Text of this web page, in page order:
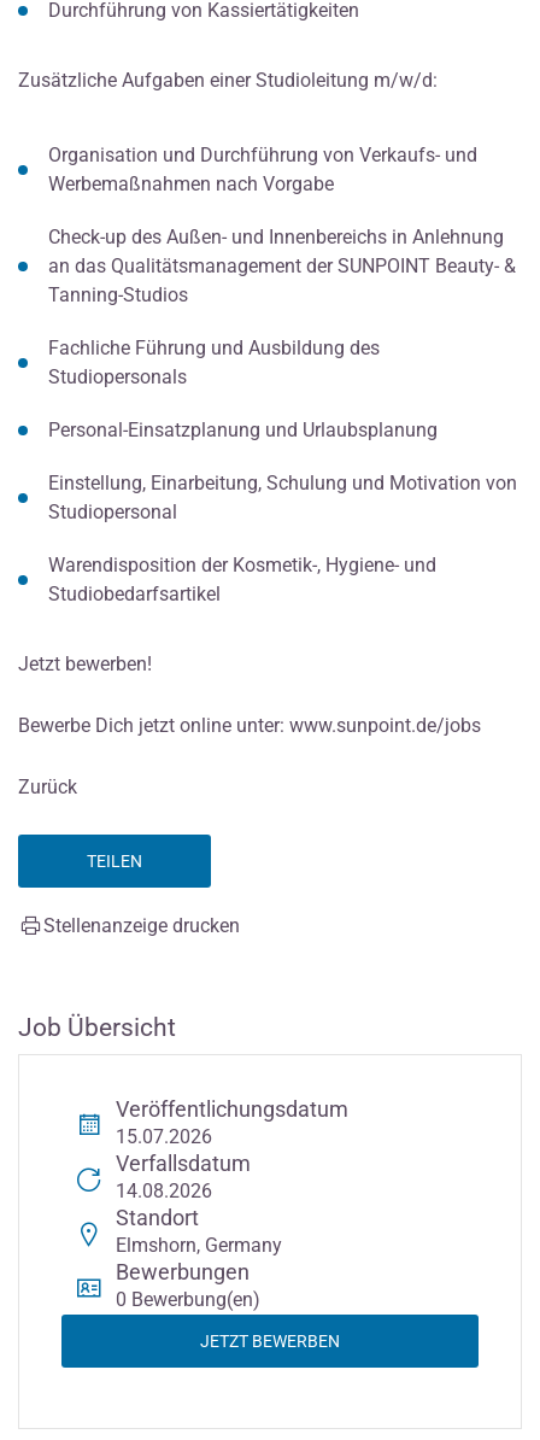
Durchführung von Kassiertätigkeiten
Zusätzliche Aufgaben einer Studioleitung m/w/d:
Organisation und Durchführung von Verkaufs- und
Werbemaßnahmen nach Vorgabe
Check-up des Außen- und Innenbereichs in Anlehnung
an das Qualitätsmanagement der SUNPOINT Beauty- &
Tanning-Studios
Fachliche Führung und Ausbildung des
Studiopersonals
Personal-Einsatzplanung und Urlaubsplanung
Einstellung, Einarbeitung, Schulung und Motivation von
Studiopersonal
Warendisposition der Kosmetik-, Hygiene- und
Studiobedarfsartikel
Jetzt bewerben!
Bewerbe Dich jetzt online unter: www.sunpoint.de/jobs
Zurück
TEILEN
Stellenanzeige drucken
Job Übersicht
Veröffentlichungsdatum
15.07.2026
Verfallsdatum
14.08.2026
Standort
Elmshorn, Germany
Bewerbungen
0 Bewerbung(en)
JETZT BEWERBEN